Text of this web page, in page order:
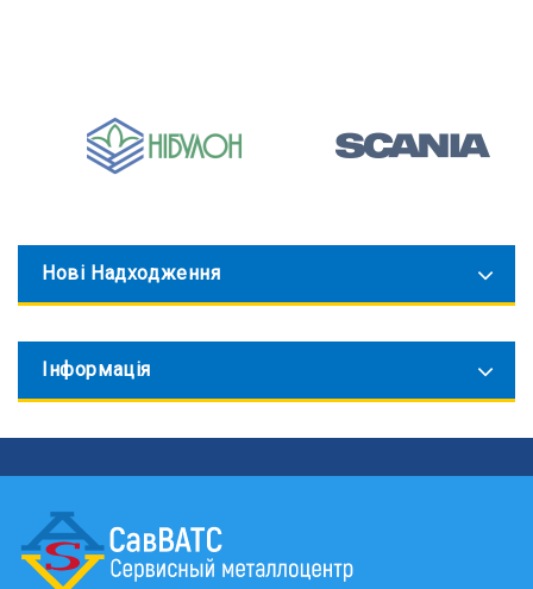
Нові Надходження
Інформація